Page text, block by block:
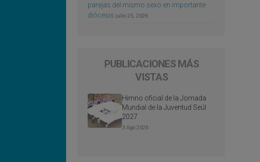
parejas del mismo sexo en importante
diócesis julio 25, 2026
PUBLICACIONES MÁS
VISTAS
Himno oficial de la Jornada
Mundial de la Juventud Seúl
2027
3 Ago 2026